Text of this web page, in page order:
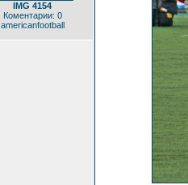
IMG 4154
Коментарии: 0
americanfootball